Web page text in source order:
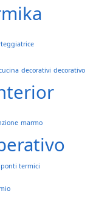
decorativi decorativo
marmo
ponti termici